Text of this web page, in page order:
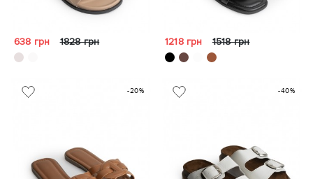
638 грн 1828 грн 1218 грн 1518 грн
-20% -40%